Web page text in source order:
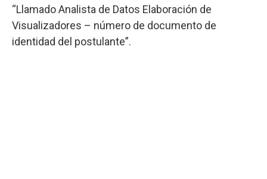
“Llamado Analista de Datos Elaboración de
Visualizadores – número de documento de
identidad del postulante”.